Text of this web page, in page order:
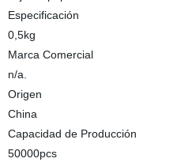
Especificación
0,5kg
Marca Comercial
n/a.
Origen
China
Capacidad de Producción
50000pcs